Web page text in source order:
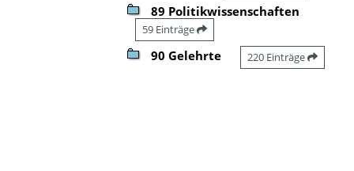
89 Politikwissenschaften
59 Einträge
90 Gelehrte 220 Einträge